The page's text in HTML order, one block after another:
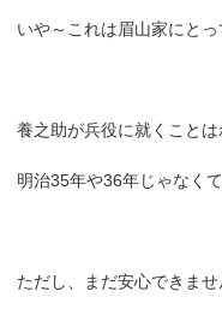
いや～これは眉山家にと
養之助が兵役に就くことは
明治35年や36年じゃなく
ただし、まだ安心できませ